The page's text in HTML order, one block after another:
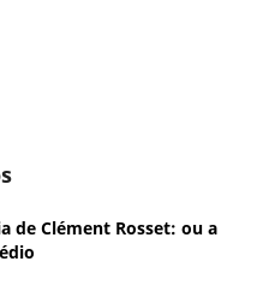
de Clément Rosset: ou a